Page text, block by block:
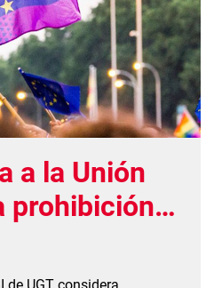
a la Unión
prohibición